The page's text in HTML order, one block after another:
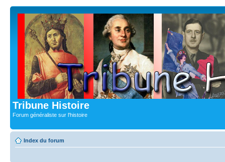
Tribune Histoire
Forum généraliste sur l'histoire
Index du forum